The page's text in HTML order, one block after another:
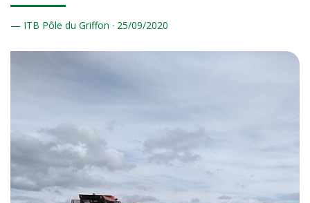
ITB Pôle du Griffon · 25/09/2020